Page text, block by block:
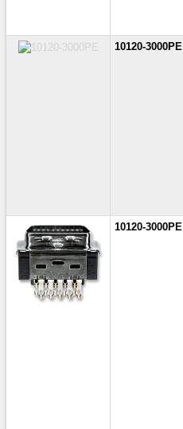
10120-3000PE
10120-3000PE